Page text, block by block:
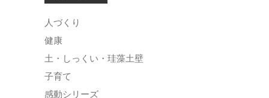
人づくり
健康
土・しっくい・珪藻土壁
子育て
感動シリーズ